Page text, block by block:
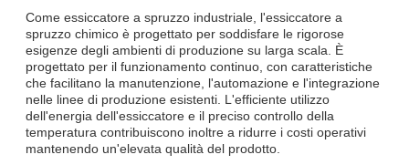
Come essiccatore a spruzzo industriale, l'essiccatore a
spruzzo chimico è progettato per soddisfare le rigorose
esigenze degli ambienti di produzione su larga scala. È
progettato per il funzionamento continuo, con caratteristiche
che facilitano la manutenzione, l'automazione e l'integrazione
nelle linee di produzione esistenti. L'efficiente utilizzo
dell'energia dell'essiccatore e il preciso controllo della
temperatura contribuiscono inoltre a ridurre i costi operativi
mantenendo un'elevata qualità del prodotto.